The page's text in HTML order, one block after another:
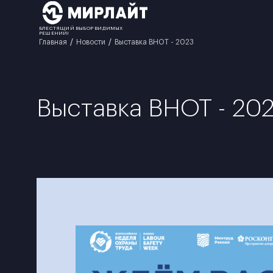
БЛЕСТЯЩИЙ ВЫБОР ВИДИМЫХ
РЕШЕНИЙ!
Главная Новости Выставка ВНОТ - 2023
Выставка ВНОТ -